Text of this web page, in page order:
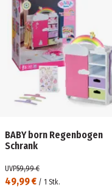
BABY born Regenbogen
Schrank
49,99 € / 1 Stk.
UVP59,99 €